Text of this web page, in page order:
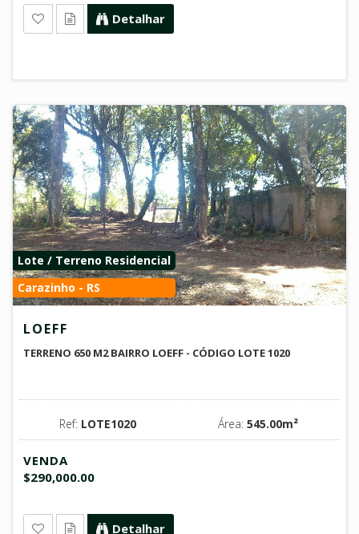
Detalhar
Lote / Terreno Residencial
Carazinho - RS
LOEFF
TERRENO 650 M2 BAIRRO LOEFF - CÓDIGO LOTE 1020
Ref: LOTE1020 Área: 545.00m²
VENDA
$290,000.00
Detalhar